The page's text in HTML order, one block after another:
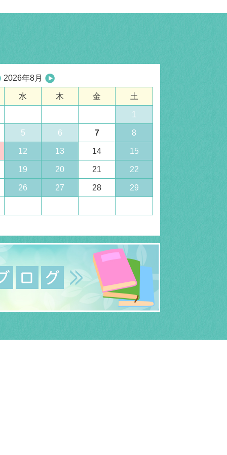
2026年8月
水 木 金 土
1
5 6 7 8
12 13 14 15
19 20 21 22
26 27 28 29